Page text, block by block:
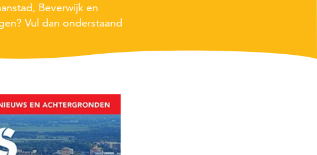
Beverwijk en
Vul dan onderstaand